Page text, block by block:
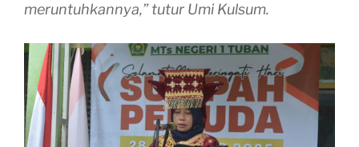
meruntuhkannya,” tutur Umi Kulsum.